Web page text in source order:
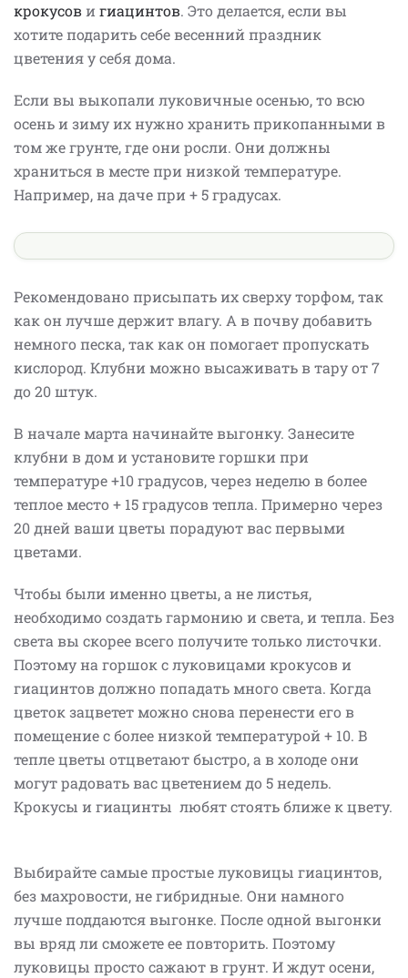
крокусови гиацинтов. Это делается, если вы
хотите подарить себе весенний праздник
цветения у себя дома.
Если вы выкопали луковичные осенью, то всю
осень и зиму их нужно хранить прикопанными в
том же грунте, где они росли. Они должны
храниться в месте при низкой температуре.
Например, на даче при + 5 градусах.
Рекомендовано присыпать их сверху торфом, так
как он лучше держит влагу. А в почву добавить
немного песка, так как он помогает пропускать
кислород. Клубни можно высаживать в тару от 7
до 20 штук.
В начале марта начинайте выгонку. Занесите
клубни в дом и установите горшки при
температуре +10 градусов, через неделю в более
теплое место + 15 градусов тепла. Примерно через
20 дней ваши цветы порадуют вас первыми
цветами.
Чтобы были именно цветы, а не листья,
необходимо создать гармонию и света, и тепла. Без
света вы скорее всего получите только листочки.
Поэтому на горшок с луковицами крокусов и
гиацинтов должно попадать много света. Когда
цветок зацветет можно снова перенести его в
помещение с более низкой температурой + 10. В
тепле цветы отцветают быстро, а в холоде они
могут радовать вас цветением до 5 недель.
Крокусы и гиацинты любят стоять ближе к цвету.
Выбирайте самые простые луковицы гиацинтов,
без махровости, не гибридные. Они намного
лучше поддаются выгонке. После одной выгонки
вы вряд ли сможете ее повторить. Поэтому
луковицы просто сажают в грунт. И ждут осени,